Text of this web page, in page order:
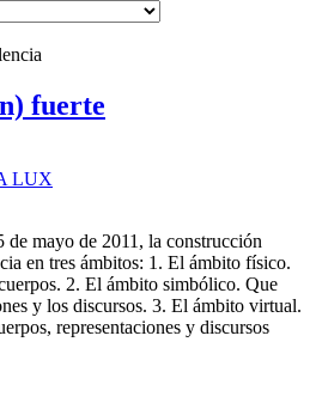
fuerte
LUX
mayo de 2011, la construcción
en tres ámbitos: 1. El ámbito físico.
2. El ámbito simbólico. Que
y los discursos. 3. El ámbito virtual.
representaciones y discursos